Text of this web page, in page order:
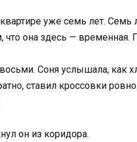
уже семь лет.
она здесь — временная.
Соня услышала, как
ставил кроссовки
он из коридора.